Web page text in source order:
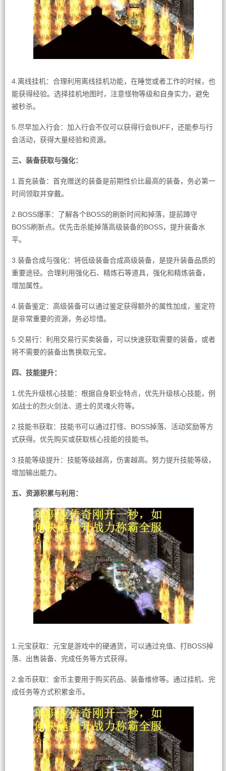
4.离线挂机：合理利用离线挂机功能，在睡觉或者工作的时候，也
能获得经验。选择挂机地图时，注意怪物等级和自身实力，避免
被秒杀。
5.尽早加入行会：加入行会不仅可以获得行会BUFF，还能参与行
会活动，获得大量经验和资源。
三、装备获取与强化：
1.首充装备：首充赠送的装备是前期性价比最高的装备，务必第一
时间领取并穿戴。
2.BOSS爆率：了解各个BOSS的刷新时间和掉落，提前蹲守
BOSS刷新点。优先击杀能掉落高级装备的BOSS，提升装备水
平。
3.装备合成与强化：将低级装备合成高级装备，是提升装备品质的
重要途径。合理利用强化石、精炼石等道具，强化和精炼装备，
增加属性。
4.装备鉴定：高级装备可以通过鉴定获得额外的属性加成，鉴定符
是非常重要的资源，务必珍惜。
5.交易行：利用交易行买卖装备，可以快速获取需要的装备，或者
将不需要的装备出售换取元宝。
四、技能提升：
1.优先升级核心技能：根据自身职业特点，优先升级核心技能，例
如战士的烈火剑法、道士的灵魂火符等。
2.技能书获取：技能书可以通过打怪、BOSS掉落、活动奖励等方
式获得。优先购买或获取核心技能的技能书。
3.技能等级提升：技能等级越高，伤害越高。努力提升技能等级，
增加输出能力。
五、资源积累与利用：
1.元宝获取：元宝是游戏中的硬通货，可以通过充值、打BOSS掉
落、出售装备、完成任务等方式获得。
2.金币获取：金币主要用于购买药品、装备维修等。通过挂机、完
成任务等方式积累金币。